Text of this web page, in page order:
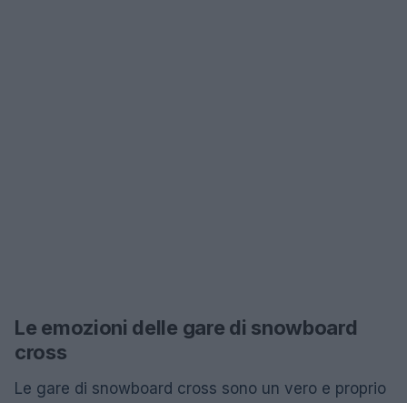
Le emozioni delle gare di snowboard
cross
Le gare di snowboard cross sono un vero e proprio